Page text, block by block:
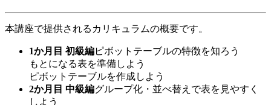
本講座で提供されるカリキュラムの概要です。
1か月目 初級編ピボットテーブルの特徴を知ろう
もとになる表を準備しよう
ピボットテーブルを作成しよう
2か月目 中級編グループ化・並べ替えで表を見やすく
しよう